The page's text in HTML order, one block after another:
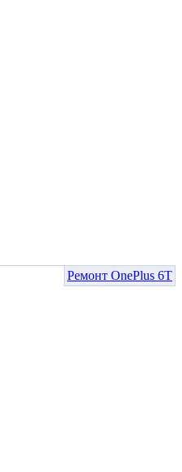
Ремонт OnePlus 6T